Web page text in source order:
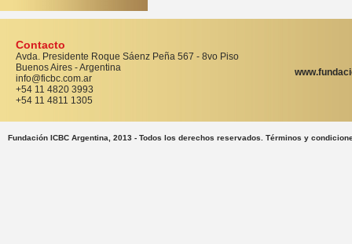
Contacto
Avda. Presidente Roque Sáenz Peña 567 - 8vo Piso
Buenos Aires - Argentina
info@ficbc.com.ar
+54 11 4820 3993
+54 11 4811 1305
Fundación ICBC Argentina, 2013 - Todos los derechos reservados. Términos y